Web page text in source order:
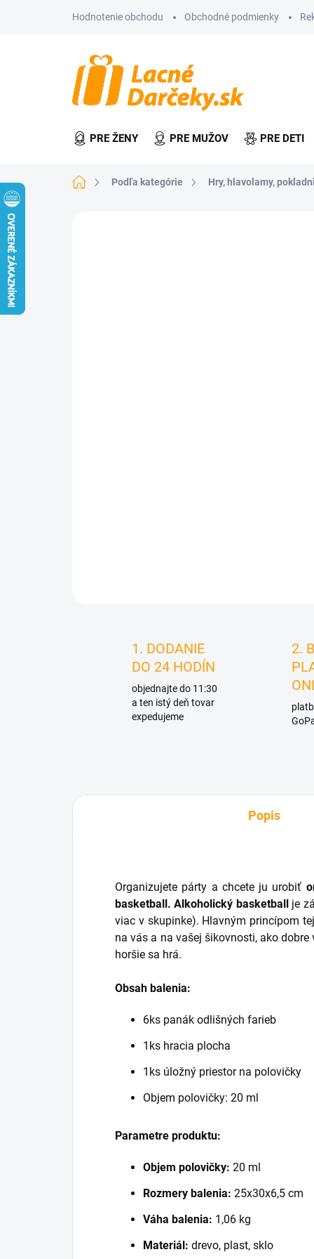
Hodnotenie obchodu Obchodné podmienky
PRE ŽENY PRE MUŽOV PRE DETI
DomovPodľa kategórie Hry, hlavolamy,
1. DODANIE
DO 24 HODÍN
objednajte do 11:30
a ten istý deň tovar
expedujeme
2.
Popis
Organizujete párty a chcete ju urobiť
basketball. Alkoholický basketball
je
viac v skupinke). Hlavným princípom
na vás a na vašej šikovnosti, ako
horšie sa hrá.
Obsah balenia:
6ks panák odlišných farieb
1ks hracia plocha
1ks úložný priestor na polovičky
Objem polovičky: 20 ml
Parametre produktu:
Objem polovičky: 20 ml
Rozmery balenia: 25x30x6,5 cm
Váha balenia: 1,06 kg
Materiál: drevo, plast, sklo